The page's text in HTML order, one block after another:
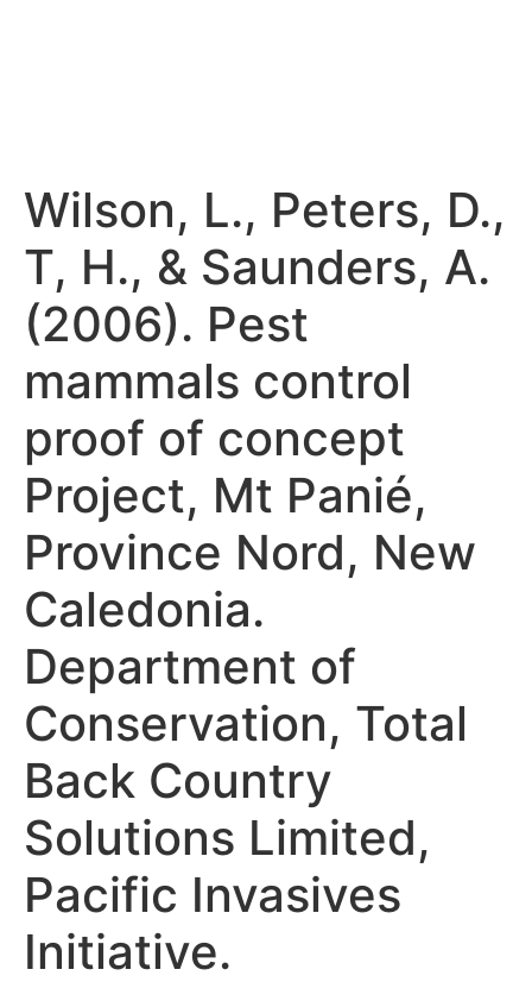
Wilson, L., Peters, D.,
T, H., & Saunders, A.
(2006). Pest
mammals control
proof of concept
Project, Mt Panié,
Province Nord, New
Caledonia.
Department of
Conservation, Total
Back Country
Solutions Limited,
Pacific Invasives
Initiative.